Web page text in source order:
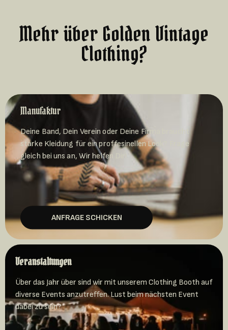
Mehr über Golden Vintage
Clothing?
Manufaktur
Deine Band, Dein Verein oder Deine Firma braucht
starke Kleidung für ein proffesinellen Look?
Frage
gleich bei uns an, Wir helfen Dir!
ANFRAGE SCHICKEN
Veranstaltungen
Über das Jahr über sind wir mit unserem Clothing Booth auf
diverse Events anzutreffen. Lust beim nächsten Event
dabei zu sein?